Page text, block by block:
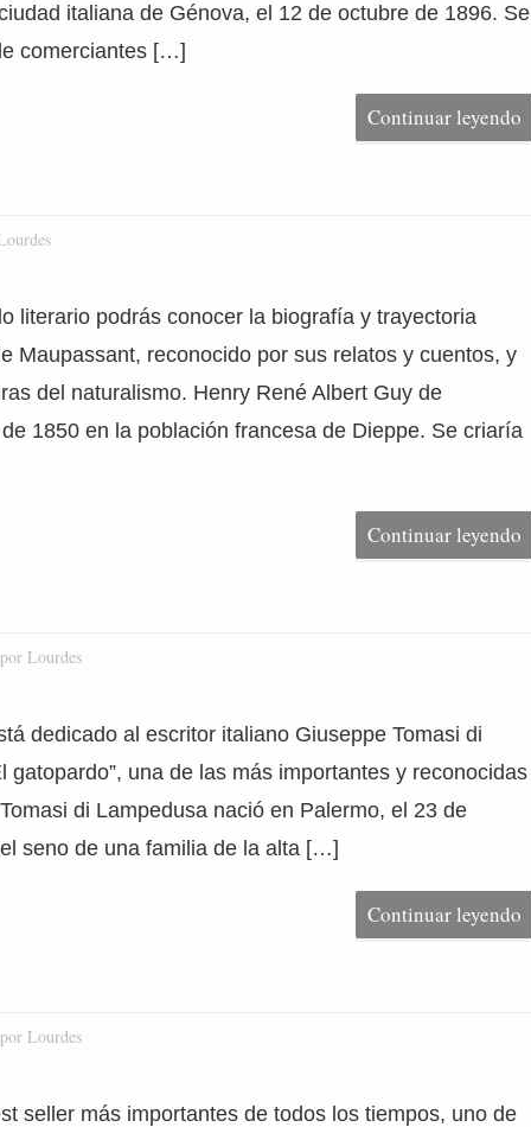
italiana de Génova, el 12 de octubre de 1896. Se
comerciantes […]
Continuar leyendo
literario podrás conocer la biografía y trayectoria
Maupassant, reconocido por sus relatos y cuentos, y
del naturalismo. Henry René Albert Guy de
1850 en la población francesa de Dieppe. Se criaría
Continuar leyendo
Lourdes
dedicado al escritor italiano Giuseppe Tomasi di
gatopardo”, una de las más importantes y reconocidas
di Lampedusa nació en Palermo, el 23 de
seno de una familia de la alta […]
Continuar leyendo
Lourdes
seller más importantes de todos los tiempos, uno de